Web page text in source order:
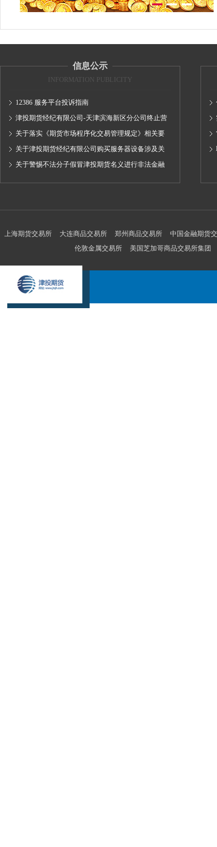
信息公示
INFORMATION PUBLICITY
12386 服务平台投诉指南
津投期货经纪有限公司-天津滨海新区分公司终止营
业的公告
关于落实《期货市场程序化交易管理规定》相关要
求,无限易终端版本调整及客户通知
关于津投期货经纪有限公司购买服务器设备涉及关
联交易情况的公示
关于警惕不法分子假冒津投期货名义进行非法金融
上海期货交易所 大连商品交易所 郑州商品交易所
中国金融期货
伦敦金属交易所
美国芝加哥商品交易所集团